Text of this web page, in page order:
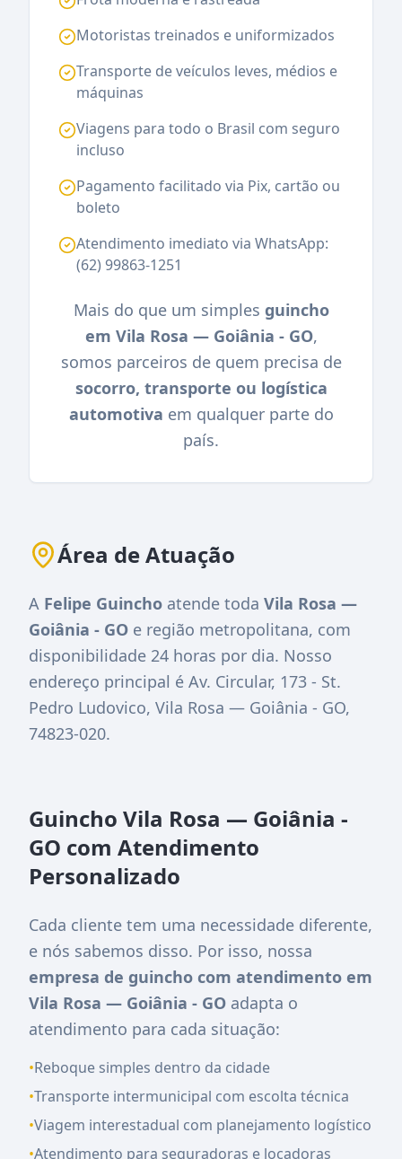
Motoristas treinados e uniformizados
Transporte de veículos leves, médios e
máquinas
Viagens para todo o Brasil com seguro
incluso
Pagamento facilitado via Pix, cartão ou
boleto
Atendimento imediato via WhatsApp:
(62) 99863-1251
Mais do que um simples guincho
em Vila Rosa — Goiânia - GO,
somos parceiros de quem precisa de
socorro, transporte ou logística
automotiva em qualquer parte do
país.
Área de Atuação
A Felipe Guincho atende toda Vila Rosa —
Goiânia - GO e região metropolitana, com
disponibilidade 24 horas por dia. Nosso
endereço principal é Av. Circular, 173 - St.
Pedro Ludovico, Vila Rosa — Goiânia - GO,
74823-020.
Guincho Vila Rosa — Goiânia -
GO com Atendimento
Personalizado
Cada cliente tem uma necessidade diferente,
e nós sabemos disso. Por isso, nossa
empresa de guincho com atendimento em
Vila Rosa — Goiânia - GO adapta o
atendimento para cada situação:
•Reboque simples dentro da cidade
•Transporte intermunicipal com escolta técnica
•Viagem interestadual com planejamento logístico
•Atendimento para seguradoras e locadoras